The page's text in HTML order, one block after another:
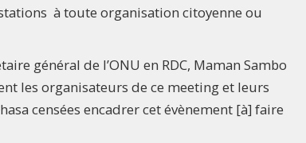
à toute organisation citoyenne ou
général de l’ONU en RDC, Maman Sambo
les organisateurs de ce meeting et leurs
censées encadrer cet évènement [à] faire